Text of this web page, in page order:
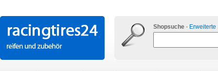
Shopsuche - Erweiterte